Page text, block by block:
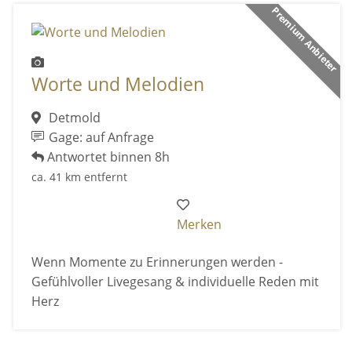
Premium Anbieter
Worte und Melodien
Detmold
Gage: auf Anfrage
Antwortet binnen 8h
ca. 41 km entfernt
Merken
Wenn Momente zu Erinnerungen werden -
Gefühlvoller Livegesang & individuelle Reden mit
Herz